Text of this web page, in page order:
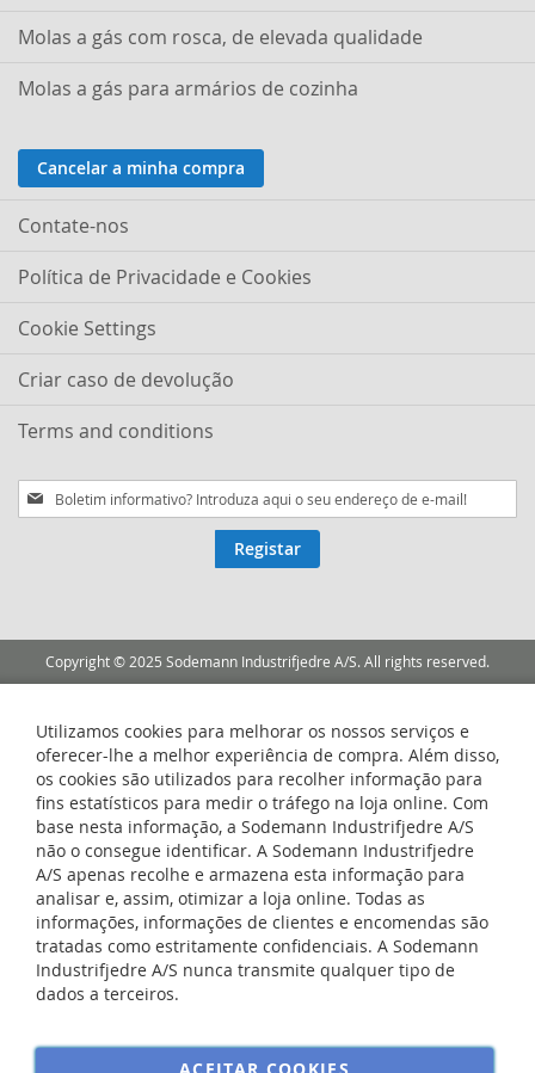
Molas a gás com rosca, de elevada qualidade
Molas a gás para armários de cozinha
Cancelar a minha compra
Contate-nos
Política de Privacidade e Cookies
Cookie Settings
Criar caso de devolução
Terms and conditions
Subscreva
a
Registar
Copyright © 2025 Sodemann Industrifjedre A/S. All rights reserved.
Utilizamos cookies para melhorar os nossos serviços e
oferecer-lhe a melhor experiência de compra. Além disso,
os cookies são utilizados para recolher informação para
fins estatísticos para medir o tráfego na loja online. Com
base nesta informação, a Sodemann Industrifjedre A/S
não o consegue identificar. A Sodemann Industrifjedre
A/S apenas recolhe e armazena esta informação para
analisar e, assim, otimizar a loja online. Todas as
informações, informações de clientes e encomendas são
tratadas como estritamente confidenciais. A Sodemann
Industrifjedre A/S nunca transmite qualquer tipo de
dados a terceiros.
ACEITAR COOKIES